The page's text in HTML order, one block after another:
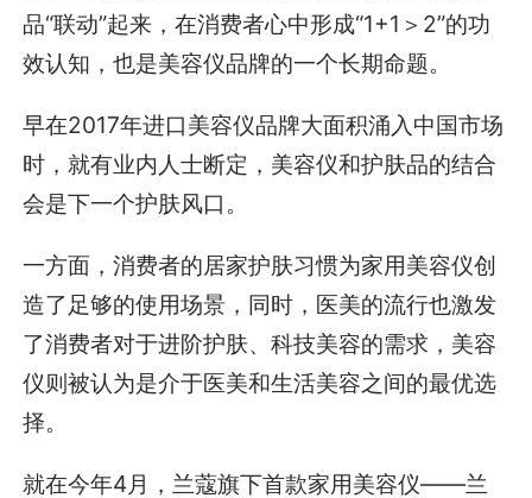
品“联动”起来，在消费者心中形成“1+1＞2”的功
效认知，也是美容仪品牌的一个长期命题。
早在2017年进口美容仪品牌大面积涌入中国市场
时，就有业内人士断定，美容仪和护肤品的结合
会是下一个护肤风口。
一方面，消费者的居家护肤习惯为家用美容仪创
造了足够的使用场景，同时，医美的流行也激发
了消费者对于进阶护肤、科技美容的需求，美容
仪则被认为是介于医美和生活美容之间的最优选
择。
就在今年4月，兰蔻旗下首款家用美容仪——兰